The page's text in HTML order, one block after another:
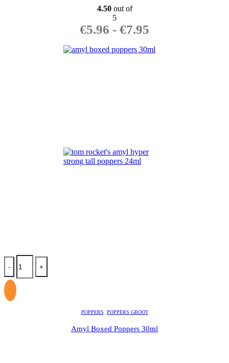
4.50out of
5
€5.96 - €7.95
- +
POPPERS, POPPERS GROOT
Amyl Boxed Poppers 30ml